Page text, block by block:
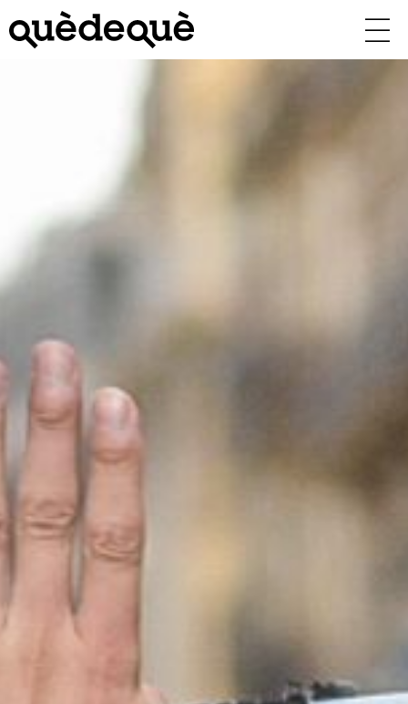
contingut